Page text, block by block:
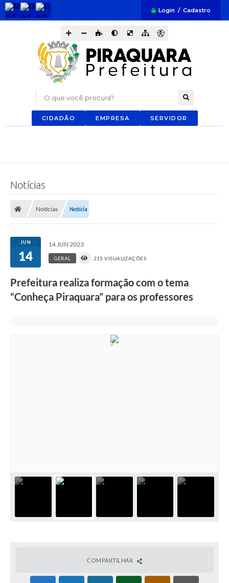
Login / Cadastro
O que você procura?
CIDADÃO EMPRESA SERVIDOR
Notícias
Notícias Notícia
JUN
14
14 JUN 2023
GERAL 215 VISUALIZAÇÕES
Prefeitura realiza formação com o tema
“Conheça Piraquara” para os professores
COMPARTILHAR